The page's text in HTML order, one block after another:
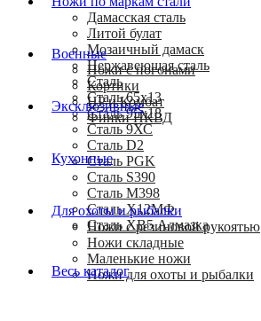
Дамасская сталь
Литой булат
Мозаичный дамаск
Нержавеющая сталь
Сталь
Сталь 65х13
Сталь 95х18
Сталь 9ХС
Сталь D2
Сталь PGK
Сталь S390
Сталь M398
Сталь Х12МФ
Сталь ХВ5 Алмазка
Военные
Ножи с погонами
Кортики
HP и Комбат
Финки НКВД
Эксклюзивные
Кухонные
Для охоты и рыбалки
Ножи с резиновой рукоятью
Ножи складные
Маленькие ножи
Ножи для охоты и рыбалки
Весь каталог